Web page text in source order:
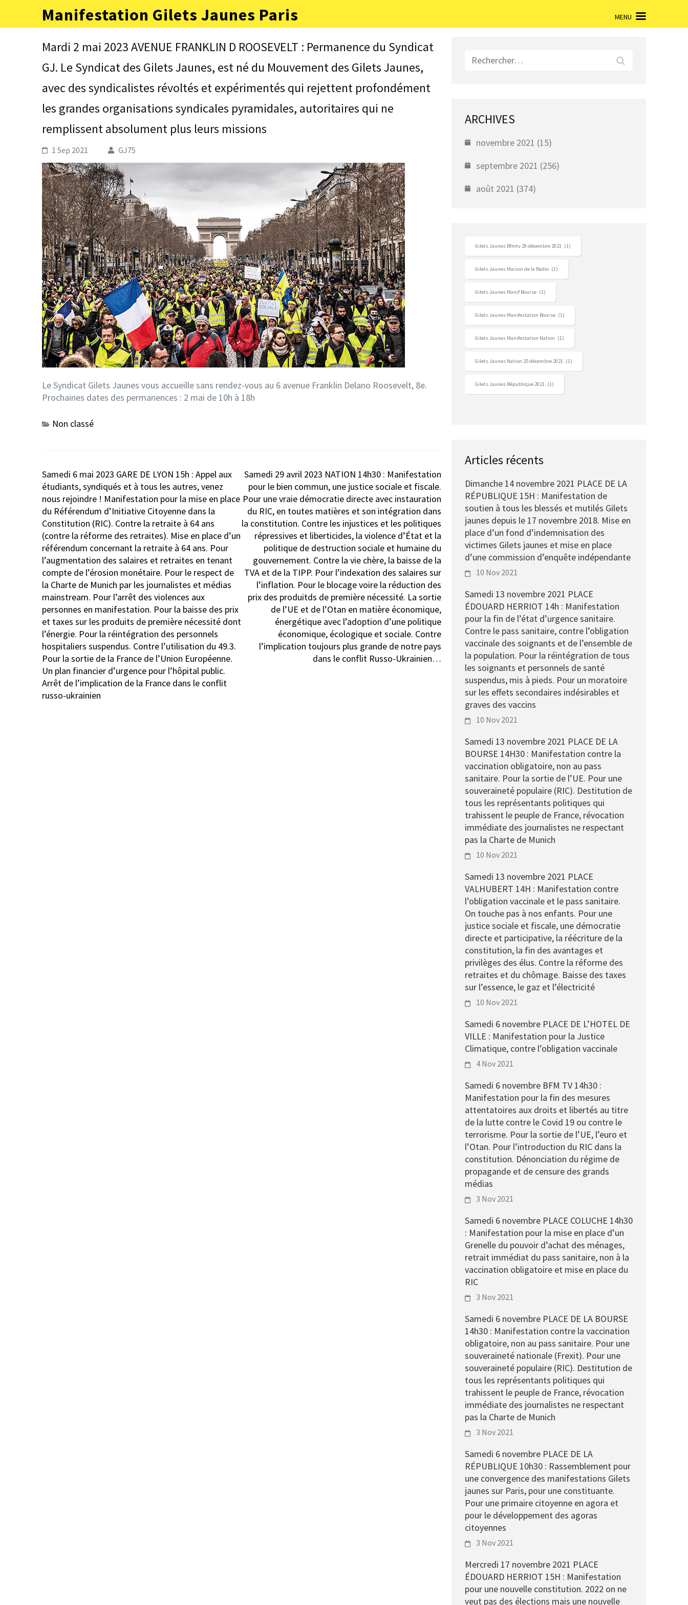
contenu
Manifestation Gilets Jaunes Paris MENU
Mardi 2 mai 2023 AVENUE FRANKLIN D ROOSEVELT : Permanence du Syndicat
GJ. Le Syndicat des Gilets Jaunes, est né du Mouvement des Gilets Jaunes,
avec des syndicalistes révoltés et expérimentés qui rejettent profondément
les grandes organisations syndicales pyramidales, autoritaires qui ne
remplissent absolument plus leurs missions
1 Sep 2021 GJ75
Le Syndicat Gilets Jaunes vous accueille sans rendez-vous au 6 avenue Franklin Delano Roosevelt, 8e.
Prochaines dates des permanences : 2 mai de 10h à 18h
Non classé
Navigation
de
l’article
Samedi 6 mai 2023 GARE DE LYON 15h : Appel aux
étudiants, syndiqués et à tous les autres, venez
nous rejoindre ! Manifestation pour la mise en place
du Référendum d’Initiative Citoyenne dans la
Constitution (RIC). Contre la retraite à 64 ans
(contre la réforme des retraites). Mise en place d’un
référendum concernant la retraite à 64 ans. Pour
l’augmentation des salaires et retraites en tenant
compte de l’érosion monétaire. Pour le respect de
la Charte de Munich par les journalistes et médias
mainstream. Pour l’arrêt des violences aux
personnes en manifestation. Pour la baisse des prix
et taxes sur les produits de première nécessité dont
l’énergie. Pour la réintégration des personnels
hospitaliers suspendus. Contre l’utilisation du 49.3.
Pour la sortie de la France de l’Union Européenne.
Un plan financier d’urgence pour l’hôpital public.
Arrêt de l’implication de la France dans le conflit
russo-ukrainien
Samedi 29 avril 2023 NATION 14h30 : Manifestation
pour le bien commun, une justice sociale et fiscale.
Pour une vraie démocratie directe avec instauration
du RIC, en toutes matières et son intégration dans
la constitution. Contre les injustices et les politiques
répressives et liberticides, la violence d’État et la
politique de destruction sociale et humaine du
gouvernement. Contre la vie chère, la baisse de la
TVA et de la TIPP. Pour l’indexation des salaires sur
l’inflation. Pour le blocage voire la réduction des
prix des produitds de première nécessité. La sortie
de l’UE et de l’Otan en matière économique,
énergétique avec l’adoption d’une politique
économique, écologique et sociale. Contre
l’implication toujours plus grande de notre pays
dans le conflit Russo-Ukrainien…
Rechercher :
ARCHIVES
novembre 2021 (15)
septembre 2021 (256)
août 2021 (374)
Gilets Jaunes Bfmtv 29 décembre 2021 (1)
Gilets Jaunes Maison de la Radio (1)
Gilets Jaunes Manif Bourse (1)
Gilets Jaunes Manifestation Bourse (1)
Gilets Jaunes Manifestation Nation (1)
Gilets Jaunes Nation 25 décembre 2021 (1)
Gilets Jaunes République 2021 (1)
Articles récents
Dimanche 14 novembre 2021 PLACE DE LA
RÉPUBLIQUE 15H : Manifestation de
soutien à tous les blessés et mutilés Gilets
jaunes depuis le 17 novembre 2018. Mise en
place d’un fond d’indemnisation des
victimes Gilets jaunes et mise en place
d’une commission d’enquête indépendante
10 Nov 2021
Samedi 13 novembre 2021 PLACE
ÉDOUARD HERRIOT 14h : Manifestation
pour la fin de l’état d’urgence sanitaire.
Contre le pass sanitaire, contre l’obligation
vaccinale des soignants et de l’ensemble de
la population. Pour la réintégration de tous
les soignants et personnels de santé
suspendus, mis à pieds. Pour un moratoire
sur les effets secondaires indésirables et
graves des vaccins
10 Nov 2021
Samedi 13 novembre 2021 PLACE DE LA
BOURSE 14H30 : Manifestation contre la
vaccination obligatoire, non au pass
sanitaire. Pour la sortie de l’UE. Pour une
souveraineté populaire (RIC). Destitution de
tous les représentants politiques qui
trahissent le peuple de France, révocation
immédiate des journalistes ne respectant
pas la Charte de Munich
10 Nov 2021
Samedi 13 novembre 2021 PLACE
VALHUBERT 14H : Manifestation contre
l’obligation vaccinale et le pass sanitaire.
On touche pas à nos enfants. Pour une
justice sociale et fiscale, une démocratie
directe et participative, la réécriture de la
constitution, la fin des avantages et
privilèges des élus. Contre la réforme des
retraites et du chômage. Baisse des taxes
sur l’essence, le gaz et l’électricité
10 Nov 2021
Samedi 6 novembre PLACE DE L’HOTEL DE
VILLE : Manifestation pour la Justice
Climatique, contre l’obligation vaccinale
4 Nov 2021
Samedi 6 novembre BFM TV 14h30 :
Manifestation pour la fin des mesures
attentatoires aux droits et libertés au titre
de la lutte contre le Covid 19 ou contre le
terrorisme. Pour la sortie de l’UE, l’euro et
l’Otan. Pour l’introduction du RIC dans la
constitution. Dénonciation du régime de
propagande et de censure des grands
médias
3 Nov 2021
Samedi 6 novembre PLACE COLUCHE 14h30
: Manifestation pour la mise en place d’un
Grenelle du pouvoir d’achat des ménages,
retrait immédiat du pass sanitaire, non à la
vaccination obligatoire et mise en place du
RIC
3 Nov 2021
Samedi 6 novembre PLACE DE LA BOURSE
14h30 : Manifestation contre la vaccination
obligatoire, non au pass sanitaire. Pour une
souveraineté nationale (Frexit). Pour une
souveraineté populaire (RIC). Destitution de
tous les représentants politiques qui
trahissent le peuple de France, révocation
immédiate des journalistes ne respectant
pas la Charte de Munich
3 Nov 2021
Samedi 6 novembre PLACE DE LA
RÉPUBLIQUE 10h30 : Rassemblement pour
une convergence des manifestations Gilets
jaunes sur Paris, pour une constituante.
Pour une primaire citoyenne en agora et
pour le développement des agoras
citoyennes
3 Nov 2021
Mercredi 17 novembre 2021 PLACE
ÉDOUARD HERRIOT 15H : Manifestation
pour une nouvelle constitution. 2022 on ne
veut pas des élections mais une nouvelle